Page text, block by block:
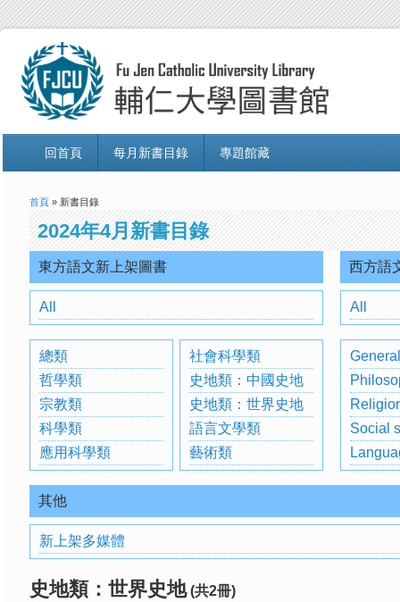
回首頁 每月新書目錄 專題館藏
首頁 » 新書目錄
2024年4月新書目錄
東方語文新上架圖書
All
總類
哲學類
宗教類
科學類
應用科學類
社會科學類
史地類：中國史地
史地類：世界史地
語言文學類
藝術類
西方語
All
Social
其他
新上架多媒體
史地類：世界史地(共2冊)